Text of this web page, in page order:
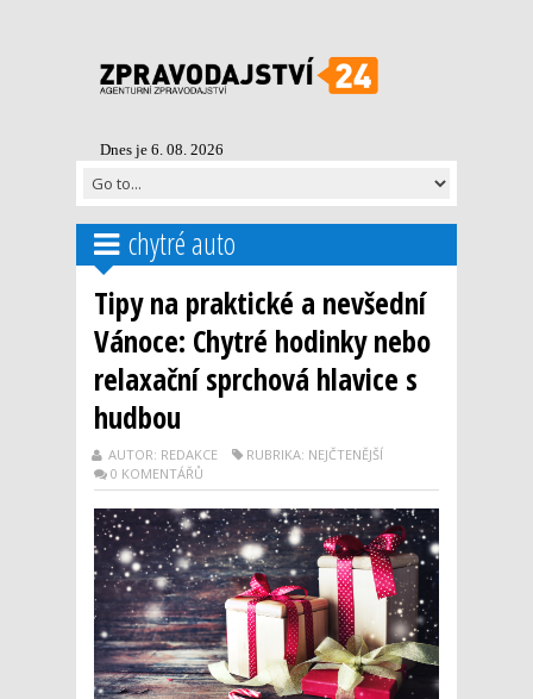
Dnes je 6. 08. 2026
chytré auto
Tipy na praktické a nevšední
Vánoce: Chytré hodinky nebo
relaxační sprchová hlavice s
hudbou
AUTOR: REDAKCE
RUBRIKA: NEJČTENĚJŠÍ
0 KOMENTÁŘŮ